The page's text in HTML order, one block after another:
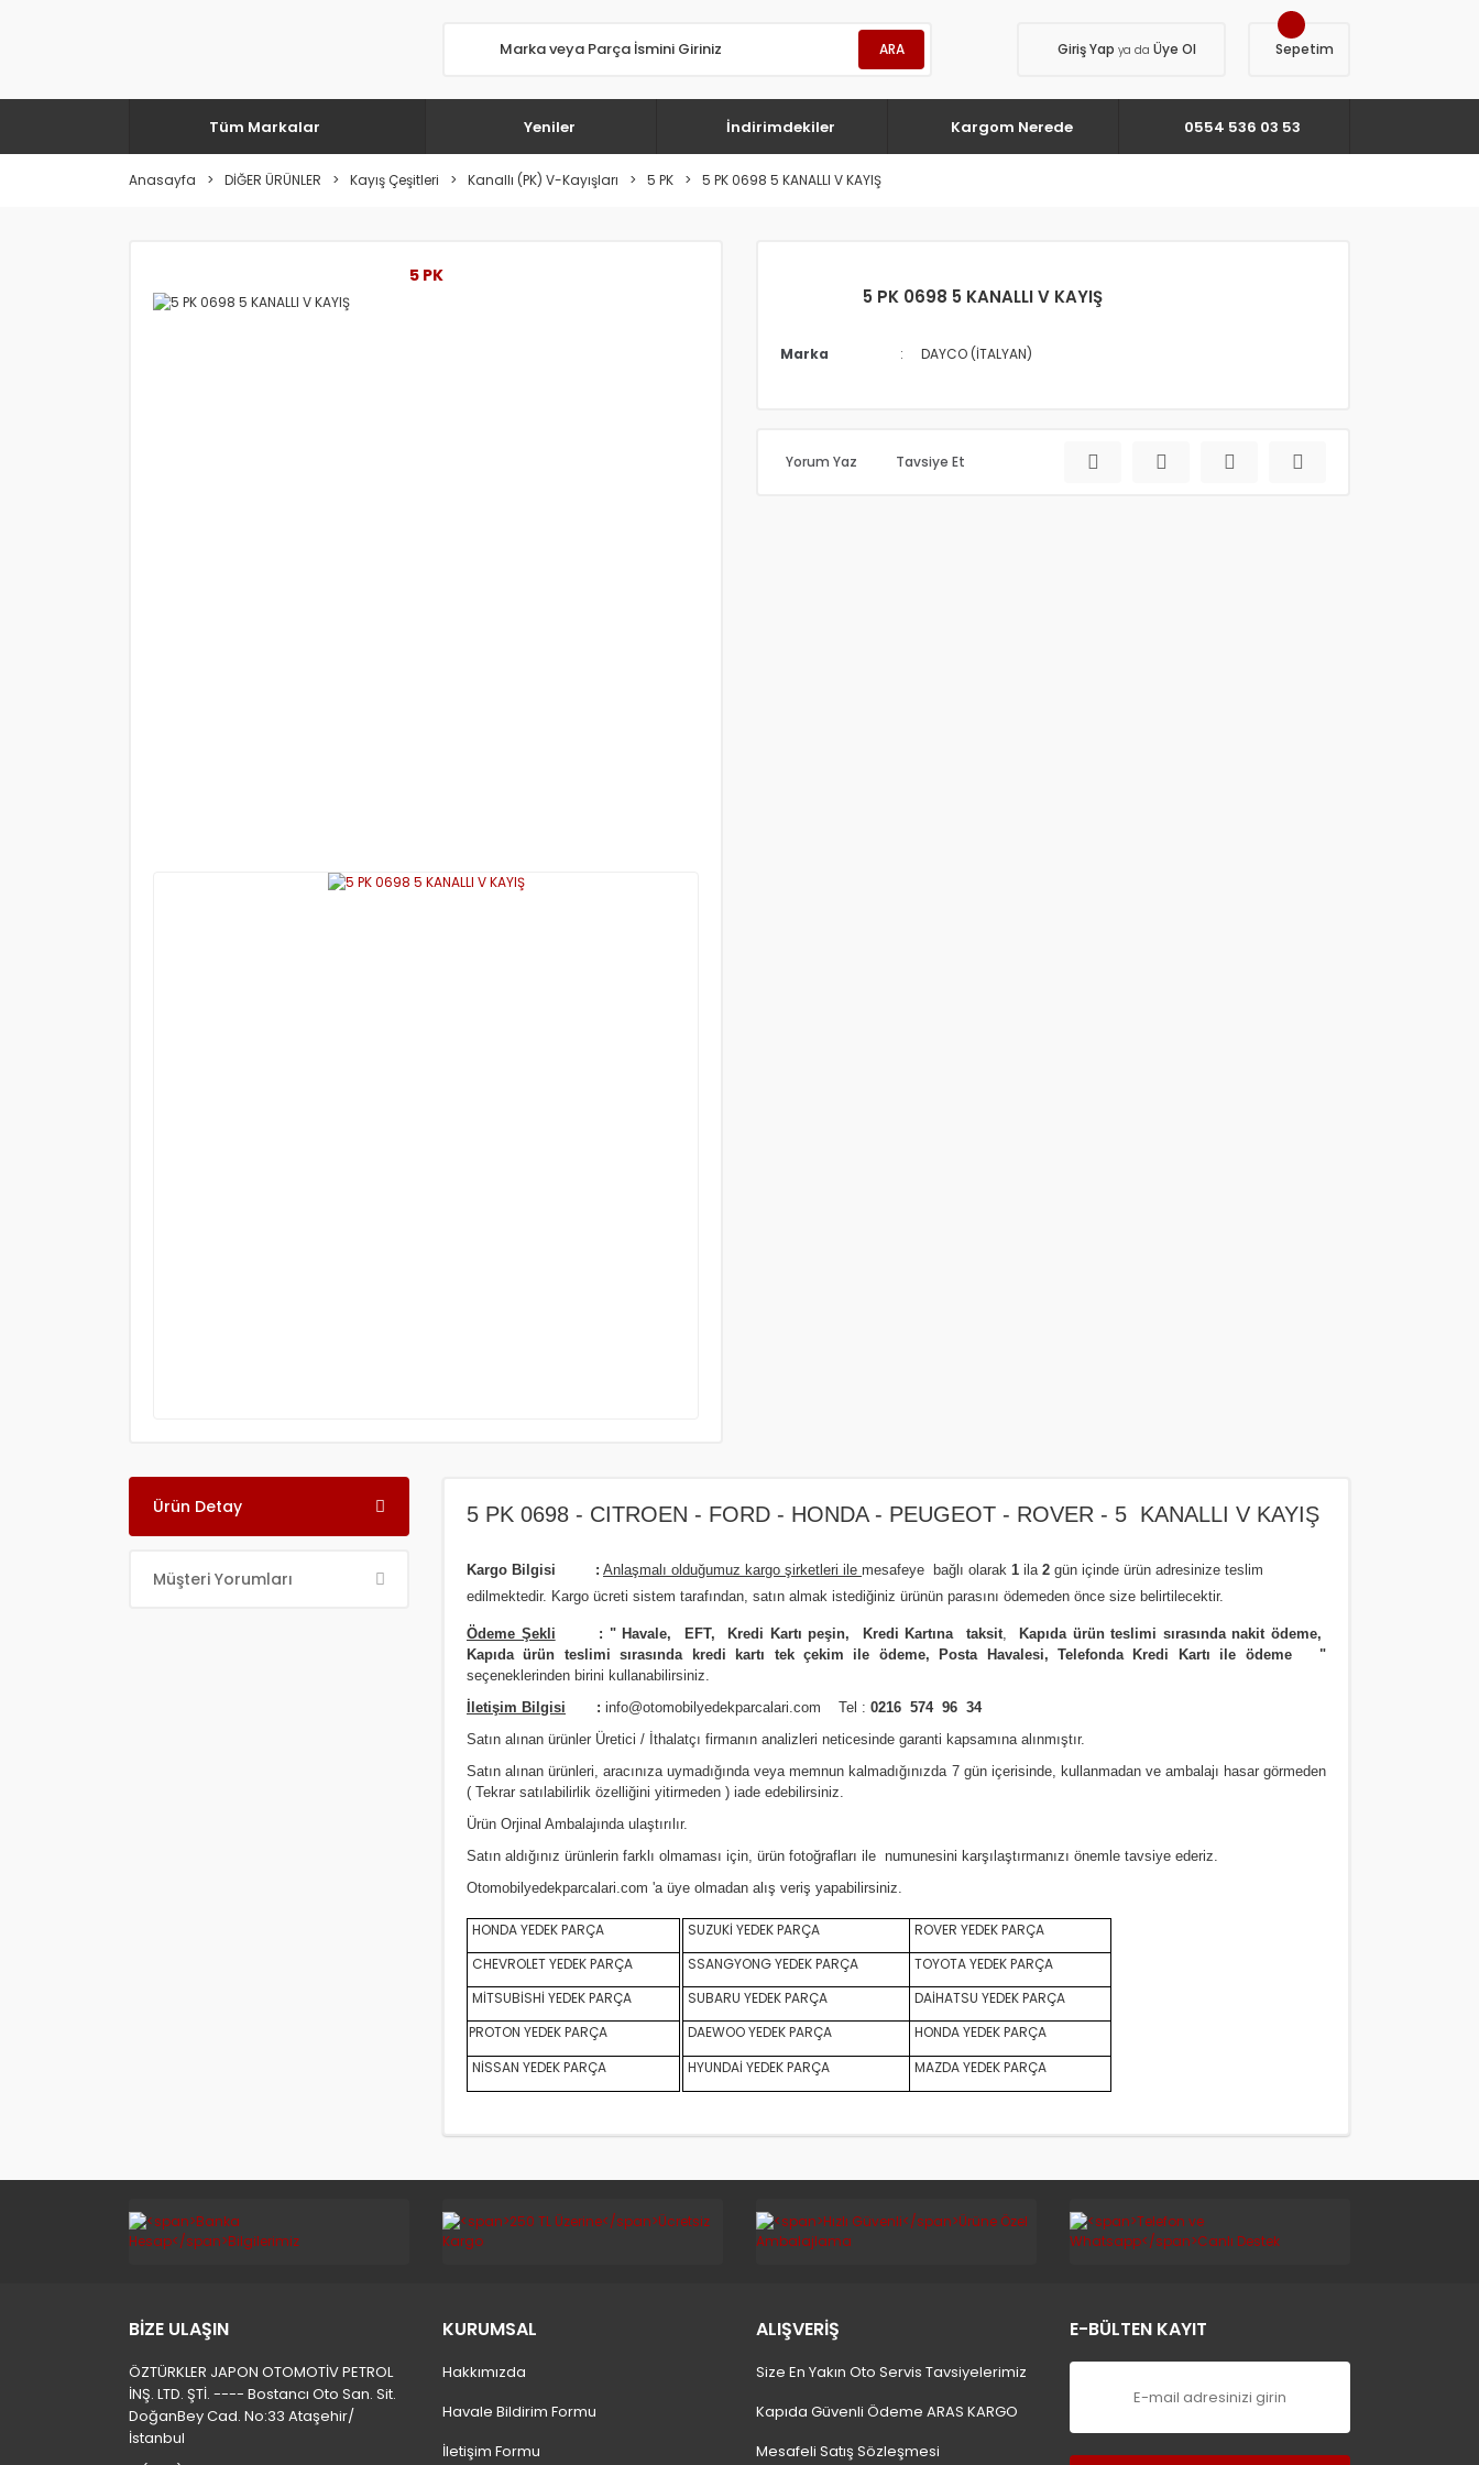
ARA Giriş Yap ya da Üye Ol Sepetim
Tüm Markalar Yeniler İndirimdekiler Kargom Nerede 0554 536 03 53
Anasayfa DİĞER ÜRÜNLER Kayış Çeşitleri Kanallı (PK) V-Kayışları 5 PK 5 PK 0698 5 KANALLI V KAYIŞ
5 PK
5 PK 0698 5 KANALLI V KAYIŞ
Marka DAYCO (İTALYAN)
Yorum Yaz Tavsiye Et
Ürün Detay
Müşteri Yorumları
5 PK 0698 - CITROEN - FORD - HONDA - PEUGEOT - ROVER - 5 KANALLI V KAYIŞ
Kargo Bilgisi : Anlaşmalı olduğumuz kargo şirketleri ile mesafeye bağlı olarak 1 ila 2 gün içinde ürün adresinize teslim
edilmektedir. Kargo ücreti sistem tarafından, satın almak istediğiniz ürünün parasını ödemeden önce size belirtilecektir.
Ödeme Şekli : " Havale, EFT, Kredi Kartı peşin, Kredi Kartına taksit,
Kapıda ürün teslimi sırasında nakit ödeme,
Kapıda ürün teslimi sırasında kredi kartı tek çekim ile ödeme, Posta Havalesi, Telefonda Kredi Kartı ile ödeme
"
seçeneklerinden birini kullanabilirsiniz.
İletişim Bilgisi : info@otomobilyedekparcalari.com Tel : 0216 574 96 34
Satın alınan ürünler Üretici / İthalatçı firmanın analizleri neticesinde garanti kapsamına alınmıştır.
Satın alınan ürünleri, aracınıza uymadığında veya memnun kalmadığınızda 7 gün içerisinde, kullanmadan ve ambalajı hasar görmeden
( Tekrar satılabilirlik özelliğini yitirmeden ) iade edebilirsiniz.
Ürün Orjinal Ambalajında ulaştırılır.
Satın aldığınız ürünlerin farklı olmaması için, ürün fotoğrafları ile numunesini karşılaştırmanızı önemle tavsiye ederiz.
Otomobilyedekparcalari.com 'a üye olmadan alış veriş yapabilirsiniz.
HONDA YEDEK PARÇA SUZUKİ YEDEK PARÇA
ROVER YEDEK PARÇA
CHEVROLET YEDEK PARÇA
SSANGYONG YEDEK PARÇA
TOYOTA YEDEK PARÇA
MİTSUBİSHİ YEDEK PARÇA
SUBARU YEDEK PARÇA
DAİHATSU YEDEK PARÇA
PROTON YEDEK PARÇA
DAEWOO YEDEK PARÇA
HONDA YEDEK PARÇA
NİSSAN YEDEK PARÇA
HYUNDAİ YEDEK PARÇA MAZDA YEDEK PARÇA
BİZE ULAŞIN
ÖZTÜRKLER JAPON OTOMOTİV PETROL
İNŞ. LTD. ŞTİ. ---- Bostancı Oto San. Sit.
DoğanBey Cad. No:33 Ataşehir/
İstanbul
KURUMSAL
Hakkımızda
Havale Bildirim Formu
İletişim Formu
ALIŞVERİŞ
Size En Yakın Oto Servis Tavsiyelerimiz
Kapıda Güvenli Ödeme ARAS KARGO
Mesafeli Satış Sözleşmesi
E-BÜLTEN KAYIT